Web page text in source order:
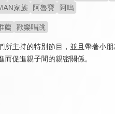
家族 阿魯寶 阿嗚
薦 歡樂唱跳
所主持的特別節目，並且帶著小
促進親子間的親密關係。